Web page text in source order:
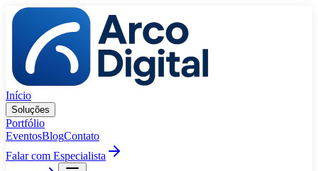
Pular para o conteúdo
Início
Soluções
Portfólio
EventosBlogContato
Falar com Especialista